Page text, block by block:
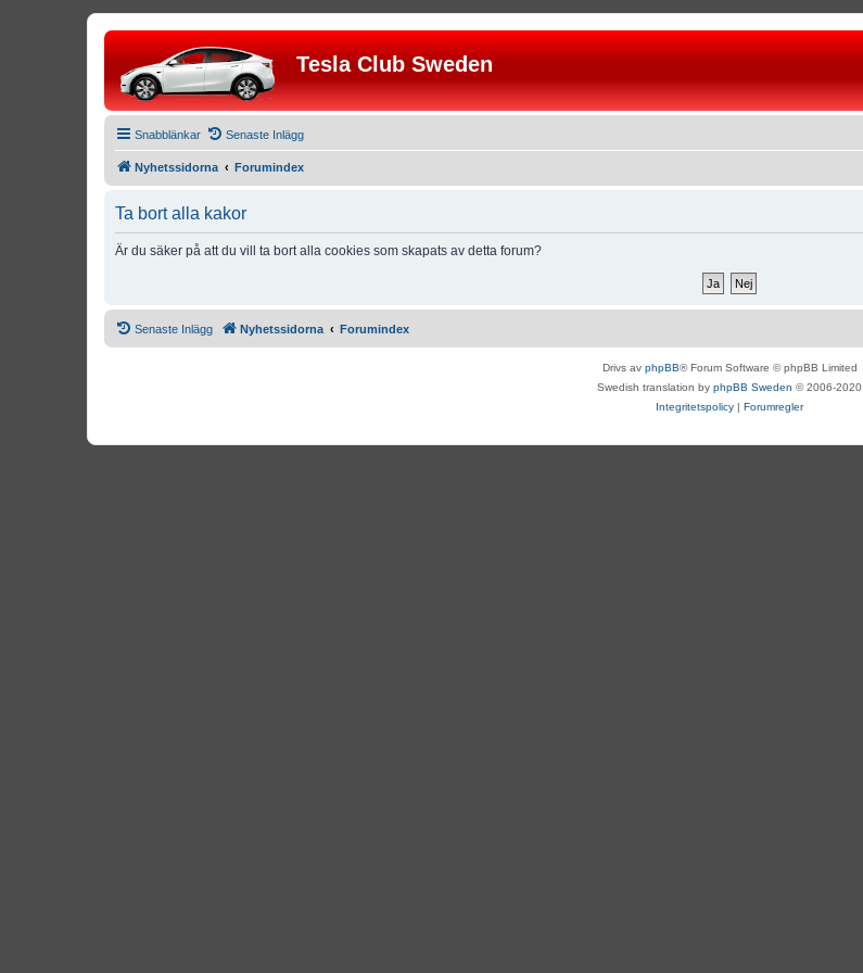
Tesla Club Sweden
Snabblänkar Senaste Inlägg
Nyhetssidorna Forumindex
Ta bort alla kakor
Är du säker på att du vill ta bort alla cookies som skapats av detta forum?
Senaste Inlägg Nyhetssidorna Forumindex
Drivs av phpBB® Forum Software © phpBB Limited
Swedish translation by phpBB Sweden © 2006-2020
Integritetspolicy | Forumregler